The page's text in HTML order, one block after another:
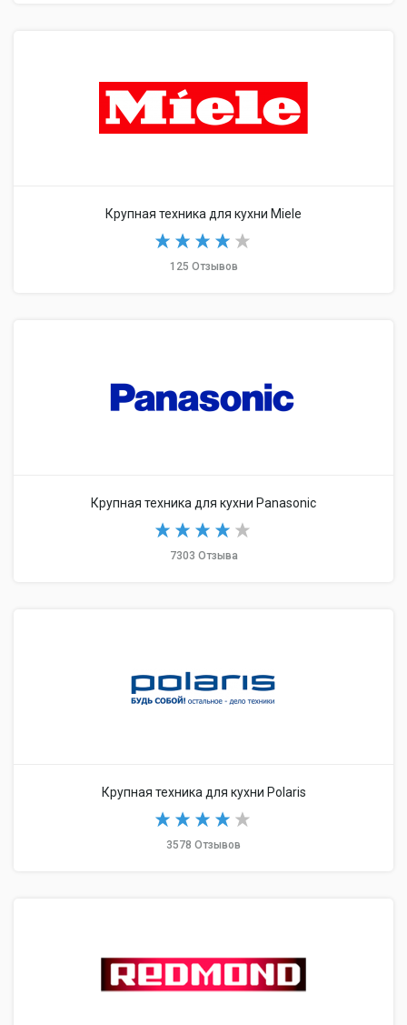
Крупная техника для кухни Miele
125 Отзывов
Крупная техника для кухни Panasonic
7303 Отзыва
Крупная техника для кухни Polaris
3578 Отзывов